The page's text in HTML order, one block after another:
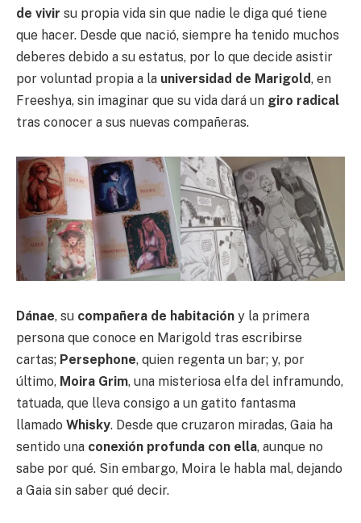
de vivir su propia vida sin que nadie le diga qué tiene
que hacer. Desde que nació, siempre ha tenido muchos
deberes debido a su estatus, por lo que decide asistir
por voluntad propia a la universidad de Marigold, en
Freeshya, sin imaginar que su vida dará un giro radical
tras conocer a sus nuevas compañeras.
Dánae, su compañera de habitación y la primera
persona que conoce en Marigold tras escribirse
cartas; Persephone, quien regenta un bar; y, por
último, Moira Grim, una misteriosa elfa del inframundo,
tatuada, que lleva consigo a un gatito fantasma
llamado Whisky. Desde que cruzaron miradas, Gaia ha
sentido una conexión profunda con ella, aunque no
sabe por qué. Sin embargo, Moira le habla mal, dejando
a Gaia sin saber qué decir.